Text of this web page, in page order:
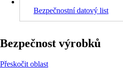
Bezpečnostní datový list
Bezpečnost výrobků
Přeskočit oblast